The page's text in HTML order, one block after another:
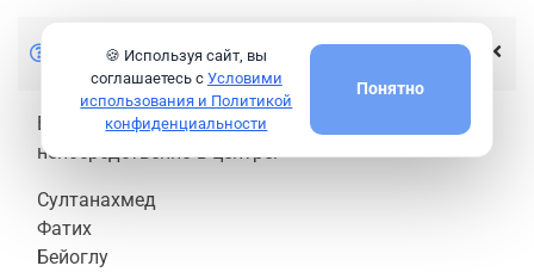
Место встречи?
Встреча в отеле для тех, кто проживает
непосредственно в центре:
Султанахмед
Фатих
Бейоглу
🍪 Используя сайт, вы
соглашаетесь с Условими
использования и Политикой
конфиденциальности
Понятно